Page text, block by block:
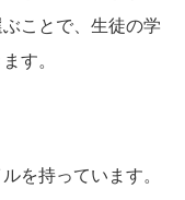
ことで、生徒の学
す。
を持っています。